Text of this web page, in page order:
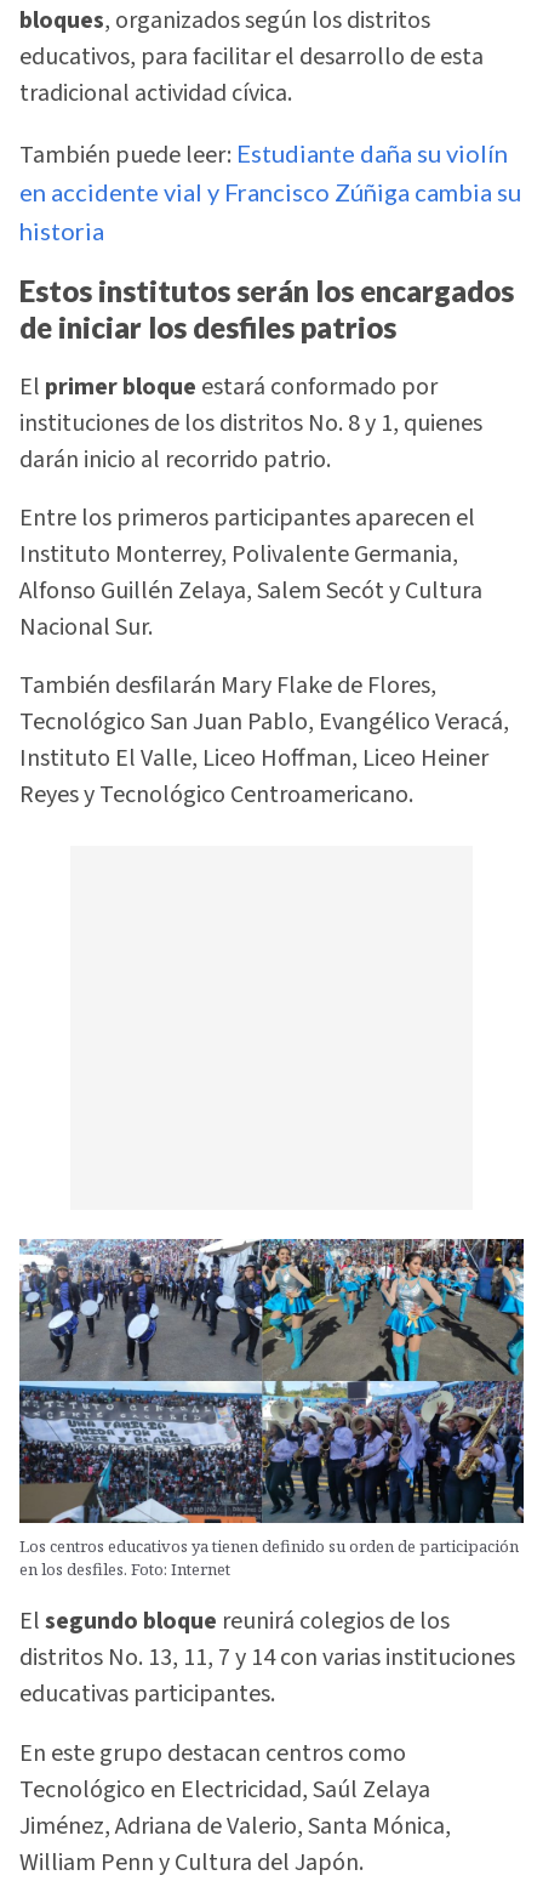
bloques, organizados según los distritos
educativos, para facilitar el desarrollo de esta
tradicional actividad cívica.
También puede leer: Estudiante daña su violín
en accidente vial y Francisco Zúñiga cambia su
historia
Estos institutos serán los encargados
de iniciar los desfiles patrios
El primer bloque estará conformado por
instituciones de los distritos No. 8 y 1, quienes
darán inicio al recorrido patrio.
Entre los primeros participantes aparecen el
Instituto Monterrey, Polivalente Germania,
Alfonso Guillén Zelaya, Salem Secót y Cultura
Nacional Sur.
También desfilarán Mary Flake de Flores,
Tecnológico San Juan Pablo, Evangélico Veracá,
Instituto El Valle, Liceo Hoffman, Liceo Heiner
Reyes y Tecnológico Centroamericano.
Los centros educativos ya tienen definido su orden de participación
en los desfiles. Foto: Internet
Elsegundo bloque reunirá colegios de los
distritos No. 13, 11, 7 y 14 con varias instituciones
educativas participantes.
En este grupo destacan centros como
Tecnológico en Electricidad, Saúl Zelaya
Jiménez, Adriana de Valerio, Santa Mónica,
William Penn y Cultura del Japón.